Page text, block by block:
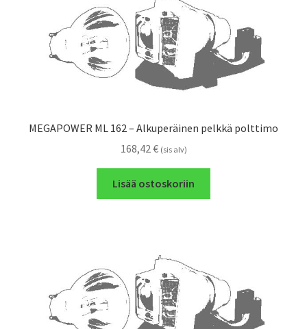
MEGAPOWER ML 162 – Alkuperäinen pelkkä polttimo
168,42€ (sis alv)
Lisää ostoskoriin